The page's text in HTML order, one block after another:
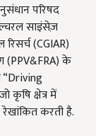
परिषद
साइंसेज़
(CGIAR)
(PPV&FRA) के
“Driving
कृषि क्षेत्र में
करती है.